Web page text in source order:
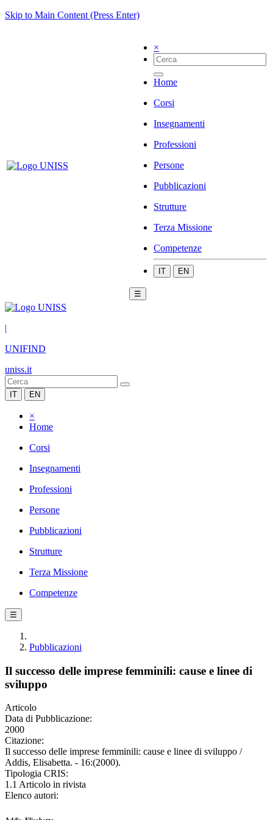
Skip to Main Content (Press Enter)
×
Home
Corsi
Insegnamenti
Professioni
Persone
Pubblicazioni
Strutture
Terza Missione
Competenze
IT EN
☰
|
UNIFIND
uniss.it
IT EN
×
Home
Corsi
Insegnamenti
Professioni
Persone
Pubblicazioni
Strutture
Terza Missione
Competenze
☰
Pubblicazioni
Il successo delle imprese femminili: cause e linee di
sviluppo
Articolo
Data di Pubblicazione:
2000
Citazione:
Il successo delle imprese femminili: cause e linee di sviluppo /
Addis, Elisabetta. - 16:(2000).
Tipologia CRIS:
1.1 Articolo in rivista
Elenco autori: